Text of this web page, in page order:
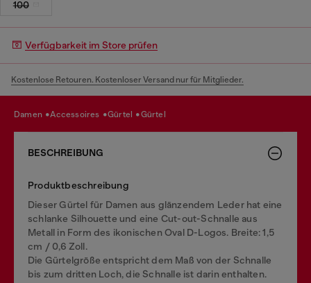
100
Verfügbarkeit im Store prüfen
Kostenlose Retouren. Kostenloser Versand nur für Mitglieder.
damen accessoires gürtel gürtel
BESCHREIBUNG
Produktbeschreibung
Dieser Gürtel für Damen aus glänzendem Leder hat eine
schlanke Silhouette und eine Cut-out-Schnalle aus
Metall in Form des ikonischen Oval D-Logos. Breite: 1,5
cm / 0,6 Zoll.
Die Gürtelgröße entspricht dem Maß von der Schnalle
bis zum dritten Loch, die Schnalle ist darin enthalten.